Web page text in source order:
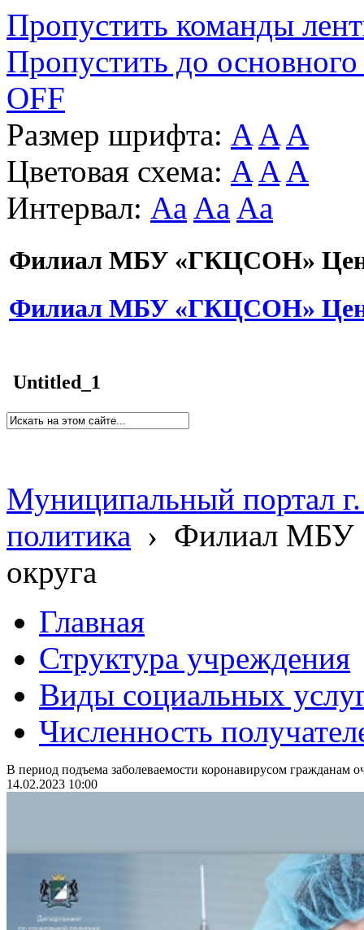
Пропустить команды
Пропустить до основного
OFF
Размер шрифта: A A A
Цветовая схема: A A A
Интервал: Aa Aa Aa
Филиал МБУ «ГКЦСОН»
Филиал МБУ «ГКЦСОН»
Untitled_1
Муниципальный портал
политика › Филиал МБУ
округа
Главная
Структура учреждения
Виды социальных
Численность
В период подъема заболеваемости коронавирусом гражданам
14.02.2023 10:00